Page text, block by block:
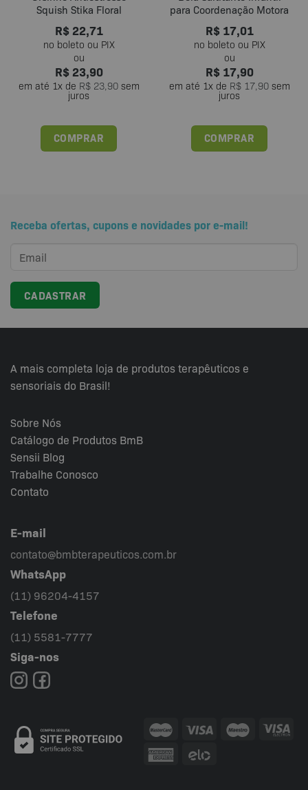
Squish Stika Floral
R$22,71
R$23,90
em até 1x de R$23,90sem
juros
COMPRAR
para Coordenação Motora
R$17,01
R$17,90
em até 1x de R$17,90sem
juros
COMPRAR
Receba ofertas, cupons e novidades por e-mail!
A mais completa loja de produtos terapêuticos e
sensoriais do Brasil!
Sobre Nós
Catálogo de Produtos BmB
Sensii Blog
Trabalhe Conosco
Contato
E-mail
contato@bmbterapeuticos.com.br
WhatsApp
(11) 96204-4157
Telefone
(11) 5581-7777
Siga-nos